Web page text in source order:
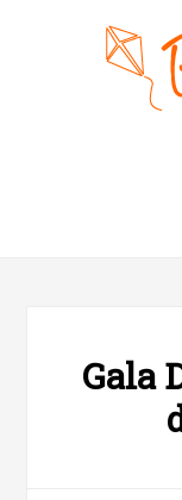
Gala